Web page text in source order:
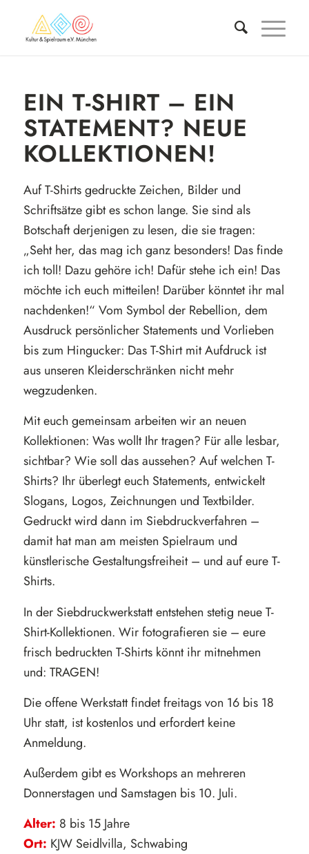
EIN T-SHIRT – EIN
STATEMENT? NEUE
KOLLEKTIONEN!
Auf T-Shirts gedruckte Zeichen, Bilder und
Schriftsätze gibt es schon lange. Sie sind als
Botschaft derjenigen zu lesen, die sie tragen:
„Seht her, das mag ich ganz besonders! Das finde
ich toll! Dazu gehöre ich! Dafür stehe ich ein! Das
möchte ich euch mitteilen! Darüber könntet ihr mal
nachdenken!“ Vom Symbol der Rebellion, dem
Ausdruck persönlicher Statements und Vorlieben
bis zum Hingucker: Das T-Shirt mit Aufdruck ist
aus unseren Kleiderschränken nicht mehr
wegzudenken.
Mit euch gemeinsam arbeiten wir an neuen
Kollektionen: Was wollt Ihr tragen? Für alle lesbar,
sichtbar? Wie soll das aussehen? Auf welchen T-
Shirts? Ihr überlegt euch Statements, entwickelt
Slogans, Logos, Zeichnungen und Textbilder.
Gedruckt wird dann im Siebdruckverfahren –
damit hat man am meisten Spielraum und
künstlerische Gestaltungsfreiheit – und auf eure T-
Shirts.
In der Siebdruckwerkstatt entstehen stetig neue T-
Shirt-Kollektionen. Wir fotografieren sie – eure
frisch bedruckten T-Shirts könnt ihr mitnehmen
und: TRAGEN!
Die offene Werkstatt findet freitags von 16 bis 18
Uhr statt, ist kostenlos und erfordert keine
Anmeldung.
Außerdem gibt es Workshops an mehreren
Donnerstagen und Samstagen bis 10. Juli.
Alter: 8 bis 15 Jahre
Ort: KJW Seidlvilla, Schwabing